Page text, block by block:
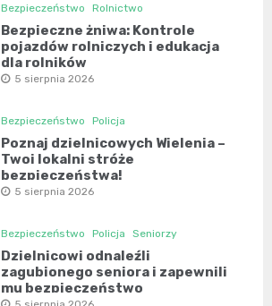
Bezpieczeństwo Rolnictwo
Bezpieczne żniwa: Kontrole
pojazdów rolniczych i edukacja
dla rolników
5 sierpnia 2026
Bezpieczeństwo Policja
Poznaj dzielnicowych Wielenia –
Twoi lokalni stróże
bezpieczeństwa!
5 sierpnia 2026
Bezpieczeństwo Policja Seniorzy
Dzielnicowi odnaleźli
zagubionego seniora i zapewnili
mu bezpieczeństwo